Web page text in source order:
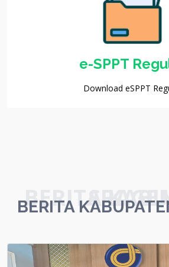
e-SPPT
Download eSPPT
BERITA KABUPATEN
BERITA